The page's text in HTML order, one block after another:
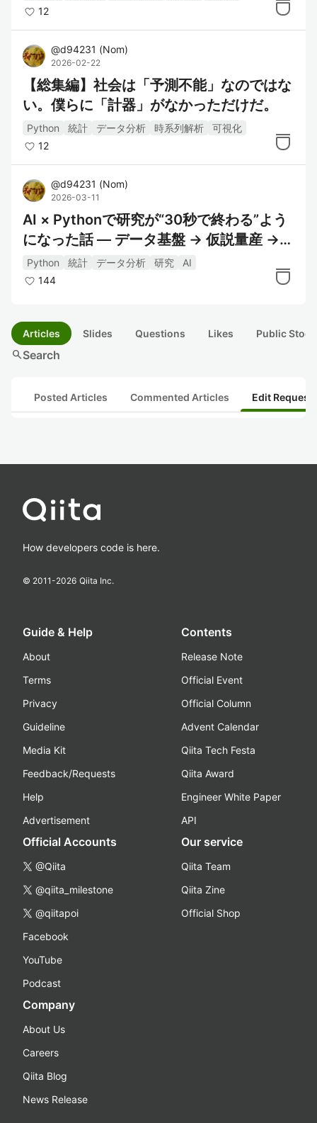
12
@d94231 (Nom)
2026-02-22
【総集編】社会は「予測不能」なのではな
い。僕らに「計器」がなかっただけだ。
Python 統計 データ分析 時系列解析
可視化
12
@d94231 (Nom)
2026-03-11
AI × Pythonで研究が“30秒で終わる”よう
になった話 ― データ基盤 → 仮説量産 →
高速検証の時代へ
Python 統計 データ分析 研究
AI
144
Articles Slides Questions Likes Public
searchSearch
Posted Articles Commented Articles Edit
How developers code is here.
© 2011-2026 Qiita Inc.
Guide & Help
About
Terms
Privacy
Guideline
Media Kit
Feedback/Requests
Help
Advertisement
Contents
Release Note
Official Event
Official Column
Advent Calendar
Qiita Tech Festa
Qiita Award
Engineer White Paper
API
Official Accounts
@Qiita
@qiita_milestone
@qiitapoi
Facebook
YouTube
Podcast
Our service
Qiita Team
Qiita Zine
Official Shop
Company
About Us
Careers
Qiita Blog
News Release